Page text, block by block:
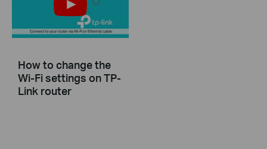
How to change the
Wi-Fi settings on TP-
Link router